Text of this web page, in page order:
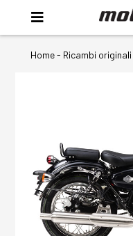
Home- Ricambi originali